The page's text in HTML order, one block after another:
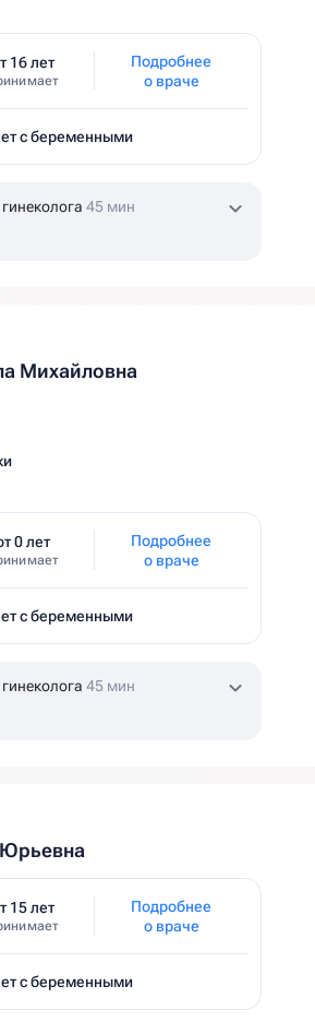
16 лет
Подробнее
о враче
с беременными
45 мин
Михайловна
0 лет
Подробнее
о враче
с беременными
45 мин
15 лет
Подробнее
о враче
с беременными